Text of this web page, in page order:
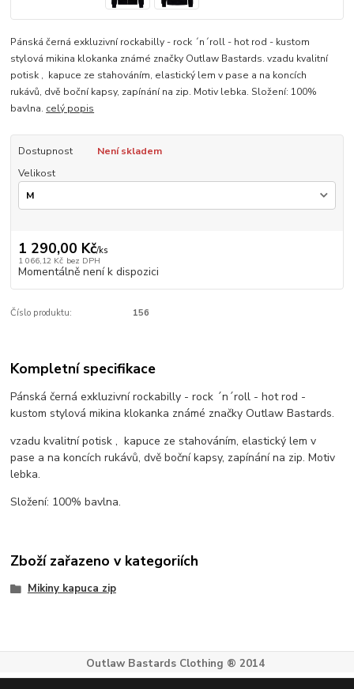
Pánská černá exkluzivní rockabilly - rock ´n´roll - hot rod - kustom
stylová mikina klokanka známé značky Outlaw Bastards. vzadu kvalitní
potisk , kapuce ze stahováním, elastický lem v pase a na koncích
rukávů, dvě boční kapsy, zapínání na zip. Motiv lebka. Složení: 100%
bavlna. celý popis
Dostupnost
Není skladem
Velikost
1 290,00 Kč/ks
1 066,12 Kč bez DPH
Momentálně není k dispozici
Číslo produktu: 156
Kompletní specifikace
Pánská černá exkluzivní rockabilly - rock ´n´roll - hot rod -
kustom stylová mikina klokanka známé značky Outlaw Bastards.
vzadu kvalitní potisk , kapuce ze stahováním, elastický lem v
pase a na koncích rukávů, dvě boční kapsy, zapínání na zip. Motiv
lebka.
Složení: 100% bavlna.
Zboží zařazeno v kategoriích
Mikiny kapuca zip
Outlaw Bastards Clothing ® 2014